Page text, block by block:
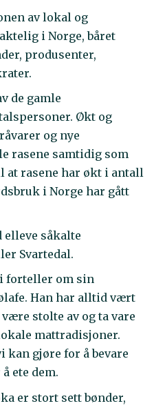
av lokal og
i Norge, båret
produsenter,
de gamle
Økt og
og nye
rasene samtidig som
at rasene har økt i antall
i Norge har gått
elleve såkalte
Svartedal.
forteller om sin
Han har alltid vært
stolte av og ta vare
mattradisjoner.
kan gjøre for å bevare
ete dem.
er stort sett bønder,